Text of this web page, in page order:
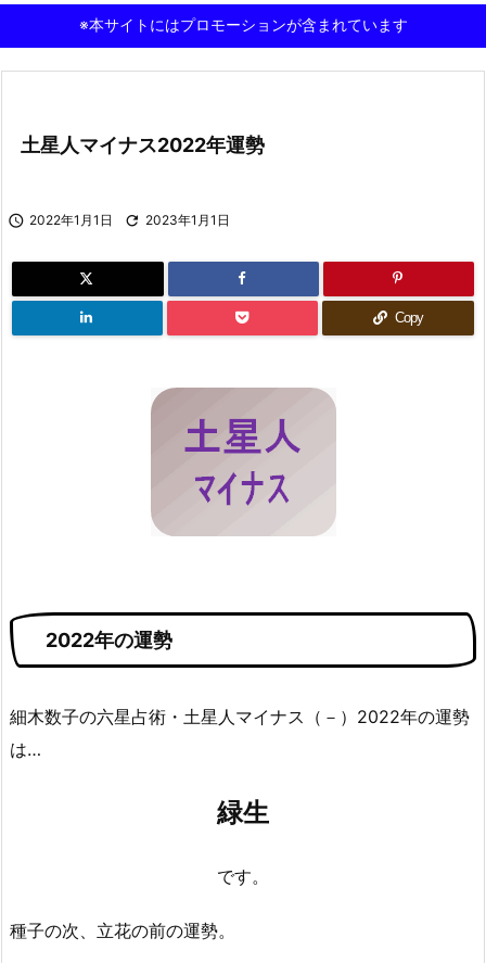
※本サイトにはプロモーションが含まれています
土星人マイナス2022年運勢
 2022年1月1日  2023年1月1日
Copy
2022年の運勢
細木数子の六星占術・土星人マイナス（－）2022年の運勢
は…
緑生
です。
種子の次、立花の前の運勢。